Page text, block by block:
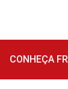
CONHEÇA